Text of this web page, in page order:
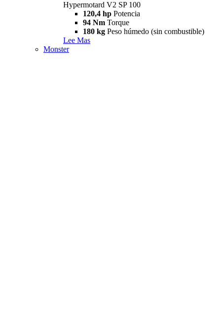
Hypermotard V2 SP 100
120,4 hp Potencia
94 Nm Torque
180 kg Peso húmedo (sin combustible)
Lee Mas
Monster